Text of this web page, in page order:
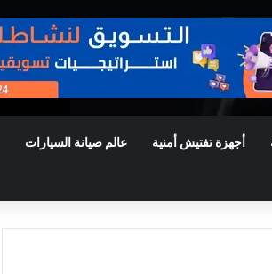
أجهزة تفتيش أمنية عالم صيانة السيارات